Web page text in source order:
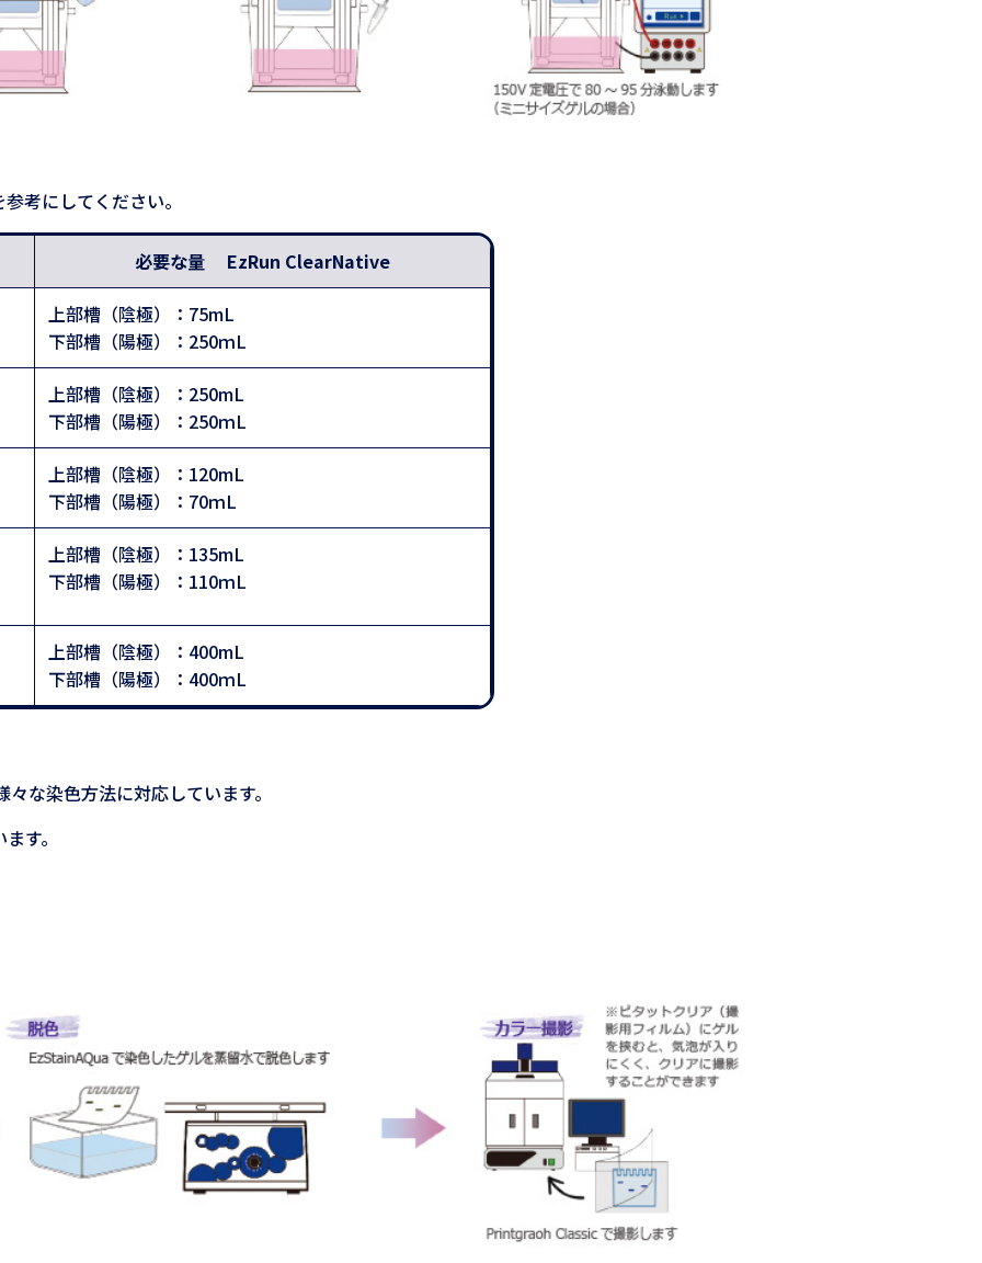
考にしてください。
必要な量 EzRun ClearNative
上部槽（陰極）：75mL
下部槽（陽極）：250ｍL
上部槽（陰極）：250mL
下部槽（陽極）：250ｍL
上部槽（陰極）：120mL
下部槽（陽極）：70ｍL
上部槽（陰極）：135mL
下部槽（陽極）：110ｍL
上部槽（陰極）：400mL
下部槽（陽極）：400ｍL
な染色方法に対応しています。
す。